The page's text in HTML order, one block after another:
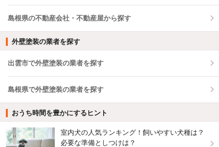
島根県の不動産会社・不動産屋から探す
外壁塗装の業者を探す
出雲市で外壁塗装の業者を探す
島根県で外壁塗装の業者を探す
おうち時間を豊かにするヒント
室内犬の人気ランキング！飼いやすい犬種は？
必要な準備としつけは？